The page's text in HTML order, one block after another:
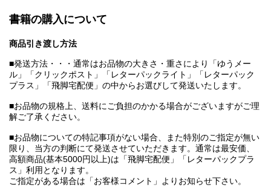
書籍の購入について
商品引き渡し方法
■発送方法・・・通常はお品物の大きさ・重さにより「ゆうメー
ル」「クリックポスト」「レターパックライト」「レターパック
プラス」「飛脚宅配便」の中からお選びして発送いたします。
■お品物の規格上、送料にご負担のかかる場合がございますがご理
解ご了承ください。
■お品物についての特記事項がない場合、また特別のご指定が無い
限り、当方の判断にて発送させていただきます。通常は最安価、
高額商品(基本5000円以上)は「飛脚宅配便」「レターパックプラ
ス」利用となります。
ご指定がある場合は「お客様コメント」よりお知らせ下さい。